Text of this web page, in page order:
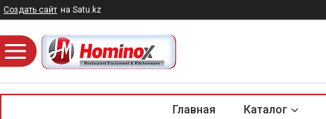
Создать сайт на Satu.kz
Главная Каталог